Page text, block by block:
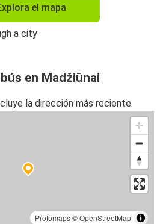
el mapa
en Madžiūnai
la dirección más reciente.
Protomaps©OpenStreetMap